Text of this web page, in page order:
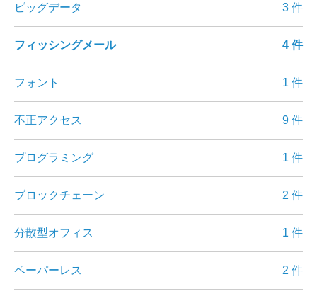
ビッグデータ 3 件
フィッシングメール 4 件
フォント 1 件
不正アクセス 9 件
プログラミング 1 件
ブロックチェーン 2 件
分散型オフィス 1 件
ペーパーレス 2 件